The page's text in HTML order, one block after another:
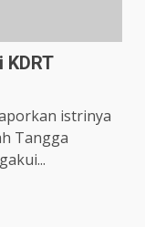
istrinya
Tangga